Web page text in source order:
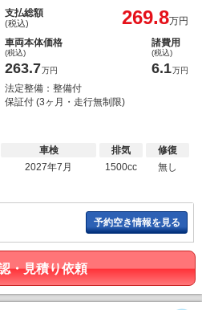
支払総額
(税込) 269.8万円
車両本体価格
(税込)
263.7万円
諸費用
(税込)
6.1万円
法定整備：整備付
保証付 (3ヶ月・走行無制限)
車検
2027年7月
排気
1500cc
修復
無し
予約空き情報を見る
・見積り依頼